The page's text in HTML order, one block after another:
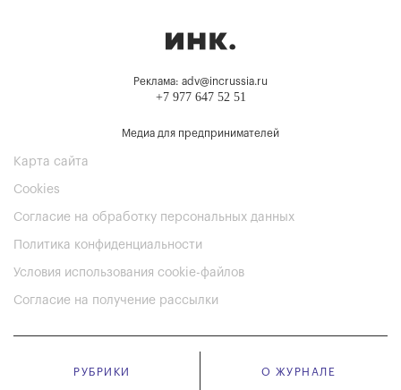
Реклама: adv@incrussia.ru
+7 977 647 52 51
Медиа для предпринимателей
Карта сайта
Cookies
Согласие на обработку персональных данных
Политика конфиденциальности
Условия использования cookie-файлов
Согласие на получение рассылки
РУБРИКИ О ЖУРНАЛЕ